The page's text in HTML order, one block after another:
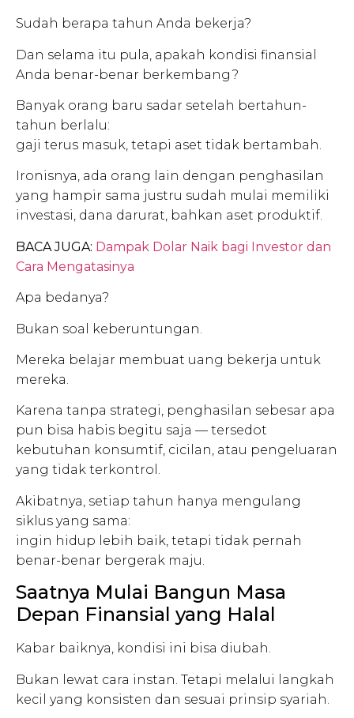
Sudah berapa tahun Anda bekerja?
Dan selama itu pula, apakah kondisi finansial
Anda benar-benar berkembang?
Banyak orang baru sadar setelah bertahun-
tahun berlalu:
gaji terus masuk, tetapi aset tidak bertambah.
Ironisnya, ada orang lain dengan penghasilan
yang hampir sama justru sudah mulai memiliki
investasi, dana darurat, bahkan aset produktif.
BACA JUGA: Dampak Dolar Naik bagi Investor dan
Cara Mengatasinya
Apa bedanya?
Bukan soal keberuntungan.
Mereka belajar membuat uang bekerja untuk
mereka.
Karena tanpa strategi, penghasilan sebesar apa
pun bisa habis begitu saja — tersedot
kebutuhan konsumtif, cicilan, atau pengeluaran
yang tidak terkontrol.
Akibatnya, setiap tahun hanya mengulang
siklus yang sama:
ingin hidup lebih baik, tetapi tidak pernah
benar-benar bergerak maju.
Saatnya Mulai Bangun Masa
Depan Finansial yang Halal
Kabar baiknya, kondisi ini bisa diubah.
Bukan lewat cara instan. Tetapi melalui langkah
kecil yang konsisten dan sesuai prinsip syariah.